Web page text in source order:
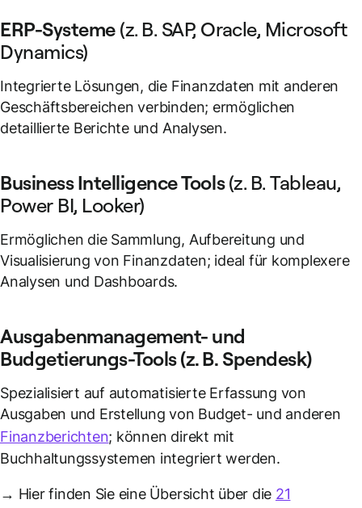
ERP-Systeme(z. B. SAP, Oracle, Microsoft
Dynamics)
Integrierte Lösungen, die Finanzdaten mit anderen
Geschäftsbereichen verbinden; ermöglichen
detaillierte Berichte und Analysen.
Business Intelligence Tools(z. B. Tableau,
Power BI, Looker)
Ermöglichen die Sammlung, Aufbereitung und
Visualisierung von Finanzdaten; ideal für komplexere
Analysen und Dashboards.
Ausgabenmanagement- und
Budgetierungs-Tools (z. B. Spendesk)
Spezialisiert auf automatisierte Erfassung von
Ausgaben und Erstellung von Budget- und anderen
Finanzberichten; können direkt mit
Buchhaltungssystemen integriert werden.
→ Hier finden Sie eine Übersicht über die 21